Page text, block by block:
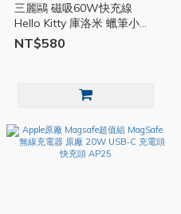
三麗鷗 磁吸60W快充線
Hello Kitty 庫洛米 蠟筆小新
GAC001
NT$580